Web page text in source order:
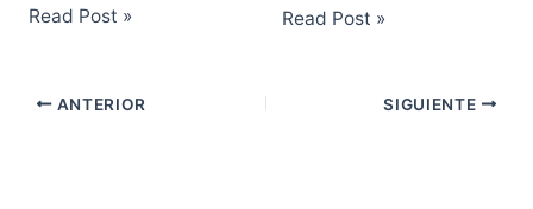
Read Post » Read Post »
ANTERIOR SIGUIENTE